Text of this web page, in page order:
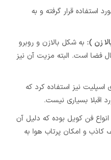
استفاده قرار گرفته و به
زن ): به شکل بالازن و روبرو
فضا است. البته مزیت آن نیز
نیز استفاده کرد که
اقبلا بسیاری نیست.
فن کویل بوده که دلیل آن
کاذب و امکان پرتاب هوا به